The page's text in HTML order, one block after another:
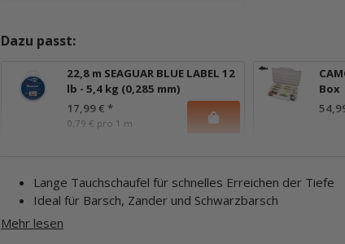
Dazu passt:
22,8 m SEAGUAR BLUE LABEL 12
lb - 5,4 kg (0,285 mm)
17,99 € *
0,79 € pro 1 m
Box
Lange Tauchschaufel für schnelles Erreichen der Tiefe
Ideal für Barsch, Zander und Schwarzbarsch
Mehr lesen